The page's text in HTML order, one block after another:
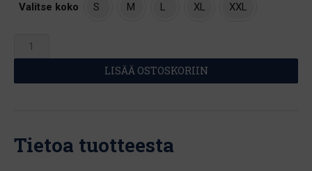
Valitse koko S M L XL XXL
Unisex
luomupuuvilla
LISÄÄ OSTOSKORIIN
Tietoa tuotteesta